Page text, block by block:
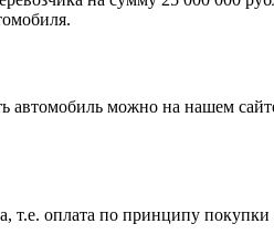
можно на нашем
оплата по принципу покупки